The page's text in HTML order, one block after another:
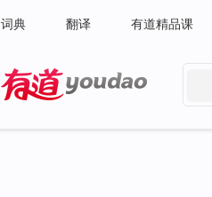
词典 翻译 有道精品课